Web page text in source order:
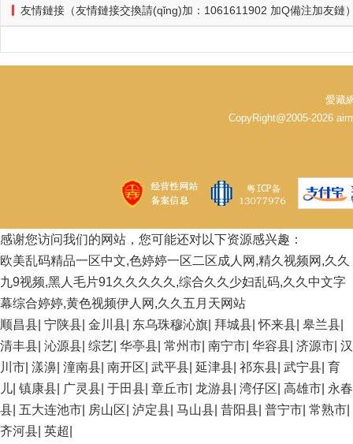
友情鏈接（友情鏈接交換請(qǐng)加：1061611902 加Q備注加友鏈
愛藏
CopyRight@2005-2026
感谢您访问我们的网站，您可能还对以下资源感兴趣：
欧美乱码精品一区中文,色婷婷一区二区成人网,精久视频网,久久
九9视频,黑人毛片91久久久久久,综合久久少妇乱码,久久中文字
幕综合婷婷,黄色视频伊人网,久久五月天网站
顺昌县 宁陕县 金川县 东乌珠穆沁旗 拜城县 |怀来县 皋兰县
清丰县 沁源县 综艺 华亭县 常州市 南宁市 华容县 济源市 汉
川市 漾濞 潼南县 南开区 武平县 延津县 祁东县 武宁县 育
儿 镇康县 广灵县 于田县 章丘市 龙游县 湾仔区 高雄市 永春
县 五大连池市 房山区 泸定县 马山县 昔阳县 普宁市 常熟市
齐河县 英超